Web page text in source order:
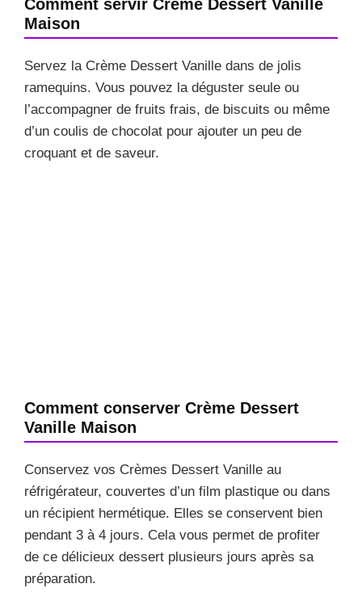
Comment servir Crème Dessert Vanille
Maison
Servez la Crème Dessert Vanille dans de jolis
ramequins. Vous pouvez la déguster seule ou
l’accompagner de fruits frais, de biscuits ou même
d’un coulis de chocolat pour ajouter un peu de
croquant et de saveur.
Comment conserver Crème Dessert
Vanille Maison
Conservez vos Crèmes Dessert Vanille au
réfrigérateur, couvertes d’un film plastique ou dans
un récipient hermétique. Elles se conservent bien
pendant 3 à 4 jours. Cela vous permet de profiter
de ce délicieux dessert plusieurs jours après sa
préparation.